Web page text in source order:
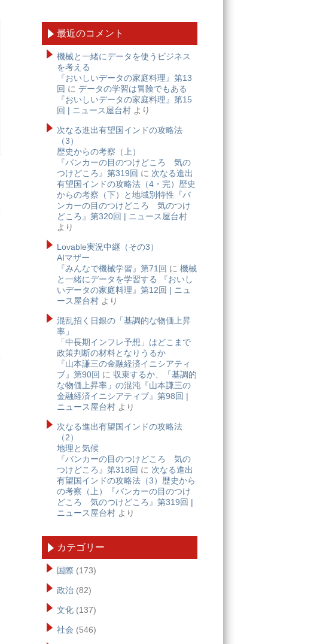
最近のコメント
機械と一緒にデータを使うビジネス
を考える
『おいしいデータの家庭料理』第13
回 に データの学習は冒険でもある
『おいしいデータの家庭料理』第15
回 | ニュース屋台村 より
次なる進出有望国インドの攻略法
（3）
歴史からの考察（上）
『バンカーの目のつけどころ 気の
つけどころ』第319回 に 次なる進出
有望国インドの攻略法（4・完）歴史
からの考察（下）と地域別特性『バ
ンカーの目のつけどころ 気のつけ
どころ』第320回 | ニュース屋台村
より
Lovable実況中継（その3）
AIマザー
『みんなで機械学習』第71回 に 機械
と一緒にデータを学習する 『おいし
いデータの家庭料理』第12回 | ニュ
ース屋台村 より
混乱招く日銀の「基調的な物価上昇
率」
「中長期インフレ予想」はどこまで
政策判断の材料となりうるか
『山本謙三の金融経済イニシアティ
ブ』第90回 に 収束するか、「基調的
な物価上昇率」の混沌『山本謙三の
金融経済イニシアティブ』第98回 |
ニュース屋台村 より
次なる進出有望国インドの攻略法
（2）
地理と気候
『バンカーの目のつけどころ 気の
つけどころ』第318回 に 次なる進出
有望国インドの攻略法（3）歴史から
の考察（上）『バンカーの目のつけ
どころ 気のつけどころ』第319回 |
ニュース屋台村 より
カテゴリー
国際 (173)
政治 (82)
文化 (137)
社会 (546)